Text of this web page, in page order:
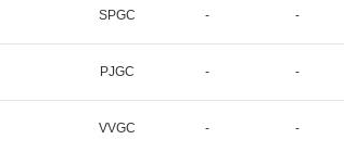
SPGC - -
PJGC - -
VVGC - -